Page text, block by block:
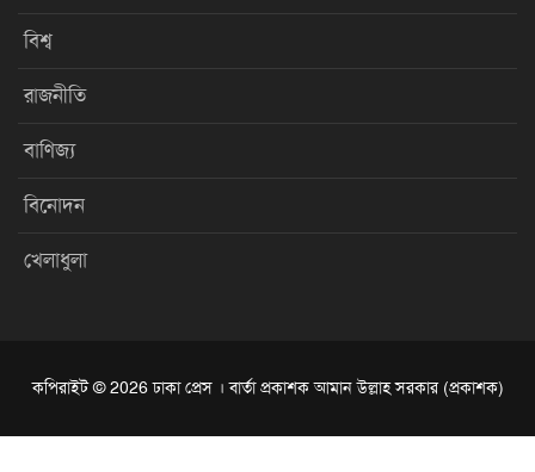
বিশ্ব
রাজনীতি
বাণিজ্য
বিনোদন
খেলাধুলা
কপিরাইট © 2026 ঢাকা প্রেস । বার্তা প্রকাশক আমান উল্লাহ সরকার (প্রকাশক)